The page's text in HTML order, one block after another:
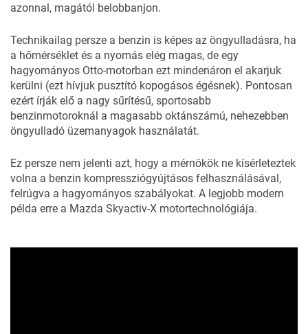
azonnal, magától belobbanjon.
Technikailag persze a benzin is képes az öngyulladásra, ha
a hőmérséklet és a nyomás elég magas, de egy
hagyományos Otto-motorban ezt mindenáron el akarjuk
kerülni (ezt hívjuk pusztító kopogásos égésnek). Pontosan
ezért írják elő a nagy sűrítésű, sportosabb
benzinmotoroknál a magasabb oktánszámú, nehezebben
öngyulladó üzemanyagok használatát.
Ez persze nem jelenti azt, hogy a mérnökök ne kísérleteztek
volna a benzin kompressziógyújtásos felhasználásával,
felrúgva a hagyományos szabályokat. A legjobb modern
példa erre a Mazda Skyactiv-X motortechnológiája.